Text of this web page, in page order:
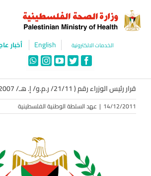
content
الخدمات الالكترونية English أخبار
Facebook
Twitter
YouTube
Instagram
WhatsApp
قرار رئيس الوزراء رقم ( 21/11/ ر.م.و/ إ. هـ/ 2007) لسنة 2007م
14/12/2011
| عهد السلطة الوطنية الفلسطينية